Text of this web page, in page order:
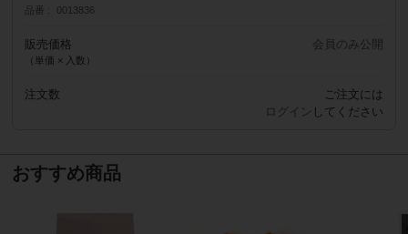
品番 0013836
販売価格
（単価 × 入数）
会員のみ公開
注文数
ご注文には
ログイン してください
おすすめ商品